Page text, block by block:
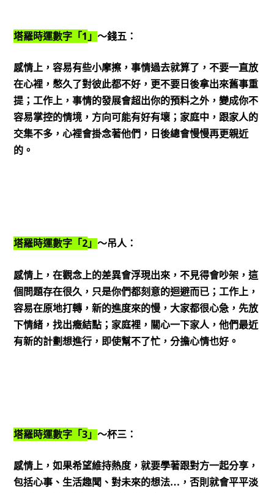
塔羅時運數字「1 」 ～錢五：
感情上，容易有些小摩擦，事情過去就算了，不要一直放
在心裡，憋久了對彼此都不好，更不要日後拿出來舊事重
提；工作上，事情的發展會超出你的預料之外，變成你不
容易掌控的情境，方向可能有好有壞；家庭中，跟家人的
交集不多，心裡會掛念著他們，日後總會慢慢再更親近
的。
塔羅時運數字「2」 ～吊人：
感情上，在觀念上的差異會浮現出來，不見得會吵架，這
個問題存在很久，只是你們都刻意的迴避而已；工作上，
容易在原地打轉，新的進度來的慢，大家都很心急，先放
下情緒，找出癥結點；家庭裡，關心一下家人，他們最近
有新的計劃想進行，即使幫不了忙，分擔心情也好。
塔羅時運數字「3」 ～杯三：
感情上，如果希望維持熱度，就要學著跟對方一起分享，
包括心事、生活趣聞、對未來的想法…，否則就會平平淡